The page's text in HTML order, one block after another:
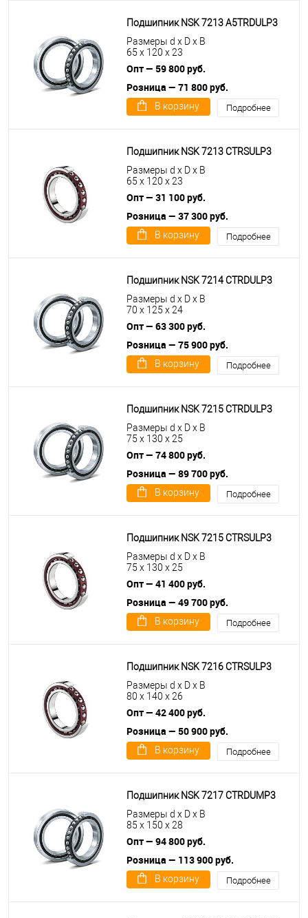
Подшипник NSK 7213 A5TRDULP3
Размеры d x D x B
65 x 120 x 23
Опт — 59 800 руб.
Розница — 71 800 руб.
В корзину Подробнее
Подшипник NSK 7213 CTRSULP3
Размеры d x D x B
65 x 120 x 23
Опт — 31 100 руб.
Розница — 37 300 руб.
В корзину Подробнее
Подшипник NSK 7214 CTRDULP3
Размеры d x D x B
70 x 125 x 24
Опт — 63 300 руб.
Розница — 75 900 руб.
В корзину Подробнее
Подшипник NSK 7215 CTRDULP3
Размеры d x D x B
75 x 130 x 25
Опт — 74 800 руб.
Розница — 89 700 руб.
В корзину Подробнее
Подшипник NSK 7215 CTRSULP3
Размеры d x D x B
75 x 130 x 25
Опт — 41 400 руб.
Розница — 49 700 руб.
В корзину Подробнее
Подшипник NSK 7216 CTRSULP3
Размеры d x D x B
80 x 140 x 26
Опт — 42 400 руб.
Розница — 50 900 руб.
В корзину Подробнее
Подшипник NSK 7217 CTRDUMP3
Размеры d x D x B
85 x 150 x 28
Опт — 94 800 руб.
Розница — 113 900 руб.
В корзину Подробнее